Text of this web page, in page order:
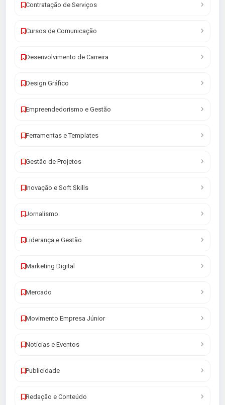
Contratação de Serviços
Cursos de Comunicação
Desenvolvimento de Carreira
Design Gráfico
Empreendedorismo e Gestão
Ferramentas e Templates
Gestão de Projetos
Inovação e Soft Skills
Jornalismo
Liderança e Gestão
Marketing Digital
Mercado
Movimento Empresa Júnior
Notícias e Eventos
Publicidade
Redação e Conteúdo